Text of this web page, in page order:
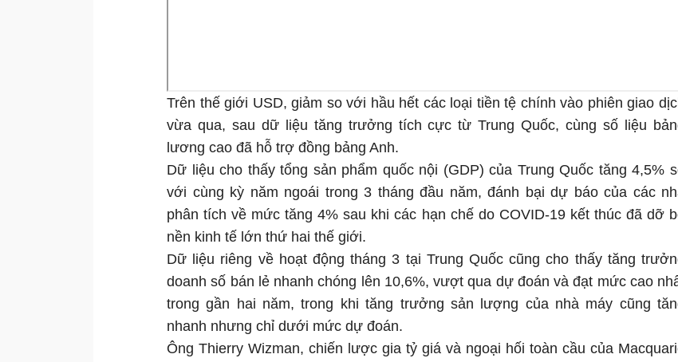
Trên thế giới USD, giảm so với hầu hết các loại tiền tệ chính vào phiên giao
vừa qua, sau dữ liệu tăng trưởng tích cực từ Trung Quốc, cùng số liệu
lương cao đã hỗ trợ đồng bảng Anh.
Dữ liệu cho thấy tổng sản phẩm quốc nội (GDP) của Trung Quốc tăng 4,5%
với cùng kỳ năm ngoái trong 3 tháng đầu năm, đánh bại dự báo của các
phân tích về mức tăng 4% sau khi các hạn chế do COVID-19 kết thúc đã dỡ
nền kinh tế lớn thứ hai thế giới.
Dữ liệu riêng về hoạt động tháng 3 tại Trung Quốc cũng cho thấy tăng
doanh số bán lẻ nhanh chóng lên 10,6%, vượt qua dự đoán và đạt mức cao
trong gần hai năm, trong khi tăng trưởng sản lượng của nhà máy cũng
nhanh nhưng chỉ dưới mức dự đoán.
Ông Thierry Wizman, chiến lược gia tỷ giá và ngoại hối toàn cầu của